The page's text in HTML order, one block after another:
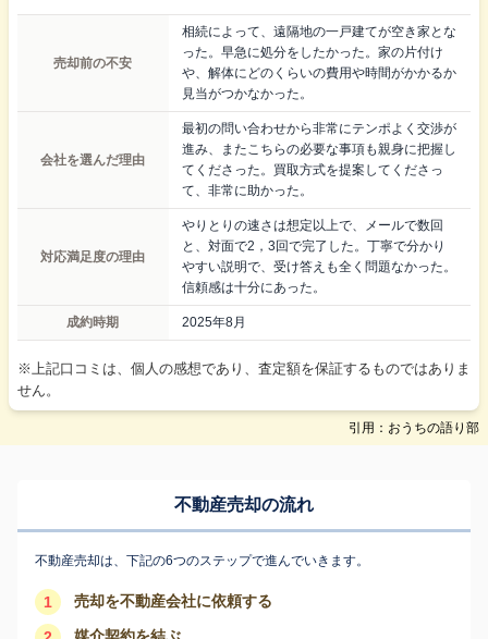
売却前の不安
相続によって、遠隔地の一戸建てが空き家とな
った。早急に処分をしたかった。家の片付け
や、解体にどのくらいの費用や時間がかかるか
見当がつかなかった。
会社を選んだ理由
最初の問い合わせから非常にテンポよく交渉が
進み、またこちらの必要な事項も親身に把握し
てくださった。買取方式を提案してくださっ
て、非常に助かった。
対応満足度の理由
やりとりの速さは想定以上で、メールで数回
と、対面で2，3回で完了した。丁寧で分かり
やすい説明で、受け答えも全く問題なかった。
信頼感は十分にあった。
成約時期 2025年8月
※上記口コミは、個人の感想であり、査定額を保証するものではありま
せん。
引用：おうちの語り部
不動産売却の流れ
不動産売却は、下記の6つのステップで進んでいきます。
1 売却を不動産会社に依頼する